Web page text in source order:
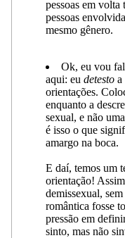
pessoas em volta
pessoas
mesmo gênero.
Ok, eu vou
aqui: eu detesto a
orientações.
enquanto a
sexual, e não
é isso o que
amargo na boca.
E daí, temos um
orientação!
demissexual,
romântica fosse
pressão em
sinto, mas não